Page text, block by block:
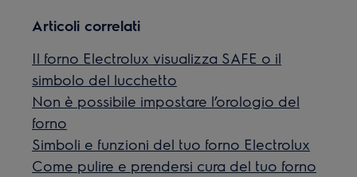
Articoli correlati
Il forno Electrolux visualizza SAFE o il
simbolo del lucchetto
Non è possibile impostare l’orologio del
forno
Simboli e funzioni del tuo forno Electrolux
Come pulire e prendersi cura del tuo forno